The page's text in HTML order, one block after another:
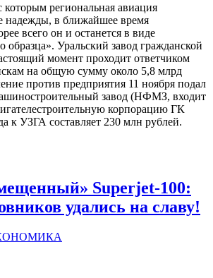
которым региональная авиация
надежды, в ближайшее время
всего он и останется в виде
образца». Уральский завод гражданской
момент проходит ответчиком
на общую сумму около 5,8 млрд
против предприятия 11 ноября подал
завод (НФМЗ, входит
корпорацию ГК
к УЗГА составляет 230 млн рублей.
Superjet-100:
удались на славу!